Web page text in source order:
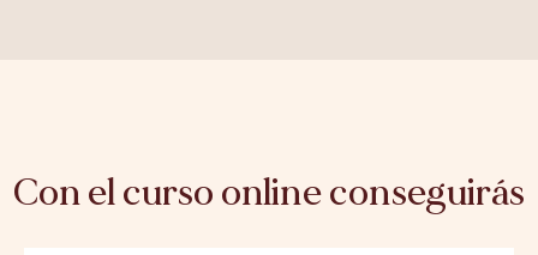
Con el curso online conseguirás